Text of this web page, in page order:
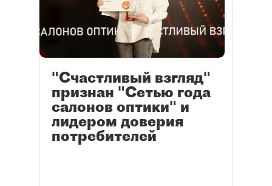
"Счастливый взгляд"
признан "Сетью года
салонов оптики" и
лидером доверия
потребителей